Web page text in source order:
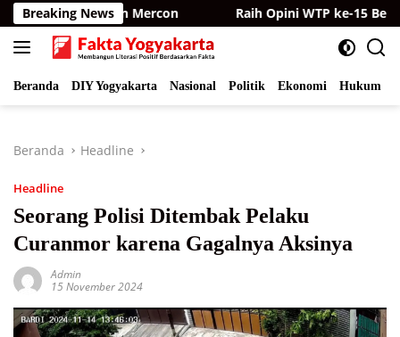
Langsung
ke
konten
Breaking News
dan Bagikan Mercon Raih Opini WTP ke-15 Berturut-
Beranda DIY Yogyakarta Nasional Politik Ekonomi Hukum
Beranda Headline
Headline
Seorang Polisi Ditembak Pelaku
Curanmor karena Gagalnya Aksinya
Admin
15 November 2024